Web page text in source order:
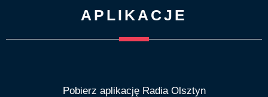
APLIKACJE
Pobierz aplikację Radia Olsztyn